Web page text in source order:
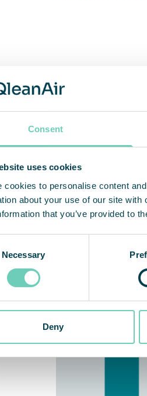
Consent
uses cookies
cookies to personalise content
about your use of our site
that you’ve provided to
Necessary
Deny